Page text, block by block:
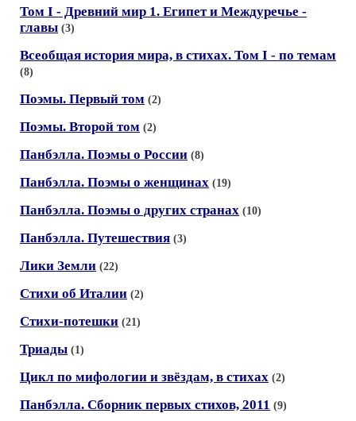
Том I - Древний мир 1. Египет и Междуречье -
главы (3)
Всеобщая история мира, в стихах. Том I - по темам
(8)
Поэмы. Первый том (2)
Поэмы. Второй том (2)
Панбэлла. Поэмы о России (8)
Панбэлла. Поэмы о женщинах (19)
Панбэлла. Поэмы о других странах (10)
Панбэлла. Путешествия (3)
Лики Земли (22)
Стихи об Италии (2)
Стихи-потешки (21)
Триады (1)
Цикл по мифологии и звёздам, в стихах (2)
Панбэлла. Сборник первых стихов, 2011 (9)